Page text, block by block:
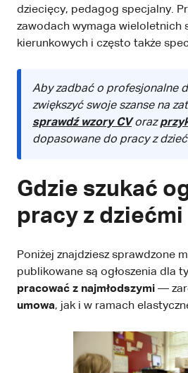
dziecięcy, pedagog specjalny.
zawodach wymaga wieloletnich
kierunkowych i często także
Aby zadbać o profesjonalne
zwiększyć swoje szanse na
sprawdź wzory CVoraz
dopasowane do pracy z
Gdzie szukać
pracy z dziećmi
Poniżej znajdziesz sprawdzone
publikowane są ogłoszenia dla
pracować z najmłodszymi —
umowa, jak i w ramach